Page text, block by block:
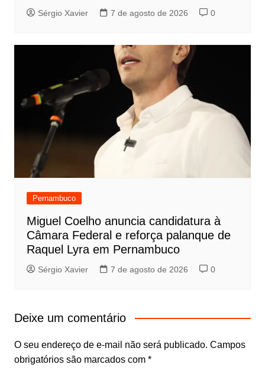
Sérgio Xavier 7 de agosto de 2026 0
Pernambuco
Miguel Coelho anuncia candidatura à
Câmara Federal e reforça palanque de
Raquel Lyra em Pernambuco
Sérgio Xavier 7 de agosto de 2026 0
Deixe um comentário
O seu endereço de e-mail não será publicado. Campos
obrigatórios são marcados com *